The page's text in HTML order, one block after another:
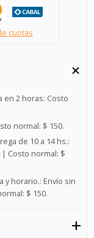
cuotas
en 2 horas: Costo
normal: $ 150.
de 10 a 14 hs.:
| Costo normal: $
y horario.: Envío sin
$ 150.